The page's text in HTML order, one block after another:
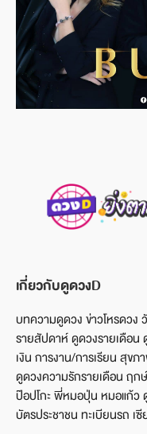
เกี่ยวกับดูดวงD
บทความดูดวง ข่าวโหรดวง
รายสัปดาห์ ดูดวงรายเดือ
เงิน การงาน/การเรียน สุข
ดูดวงความรักรายเดือน ฤ
ป๊อปโกะ พี่หมอปุ่น หมอแก้ว
บัตรประชาชน ทะเบียนรถ